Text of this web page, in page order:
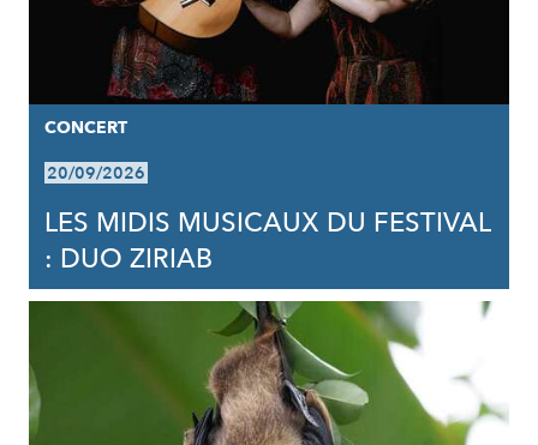
CONCERT
20/09/2026
LES MIDIS MUSICAUX DU FESTIVAL
: DUO ZIRIAB